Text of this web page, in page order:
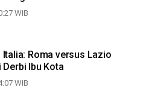
WIB
Roma versus Lazio
Ibu Kota
WIB